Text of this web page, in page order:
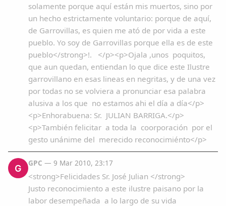
solamente porque aquí están mis muertos, sino por
un hecho estrictamente voluntario: porque de aquí,
de Garrovillas, es quien me ató de por vida a este
pueblo. Yo soy de Garrovillas porque ella es de este
pueblo</strong>!. </p><p>Ojala ,unos poquitos,
que aun quedan, entiendan lo que dice este Ilustre
garrovillano en esas lineas en negritas, y de una vez
por todas no se volviera a pronunciar esa palabra
alusiva a los que no estamos ahi el día a día</p>
<p>Enhorabuena: Sr. JULIAN BARRIGA.</p>
<p>También felicitar a toda la coorporación por el
gesto unánime del merecido reconocimiénto</p>
G GPC — 9 Mar 2010, 23:17
<strong>Felicidades Sr. José Julian </strong>
Justo reconocimiento a este ilustre paisano por la
labor desempeñada a lo largo de su vida